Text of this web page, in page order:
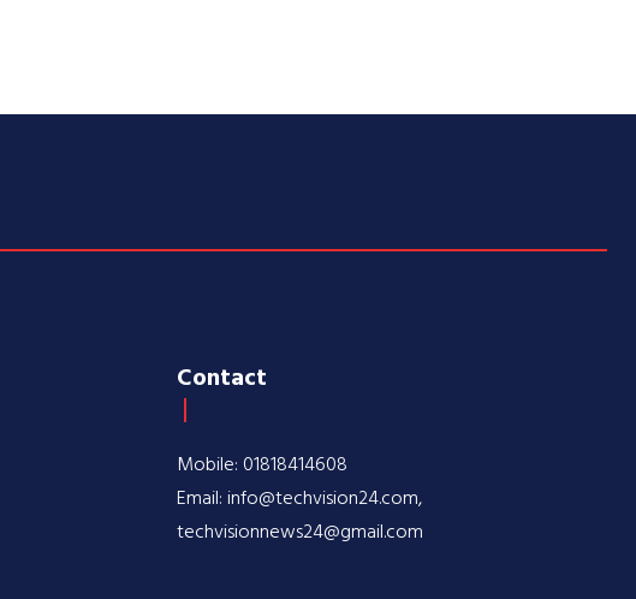
Contact
Mobile: 01818414608
Email: info@techvision24.com,
techvisionnews24@gmail.com